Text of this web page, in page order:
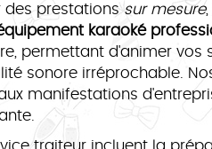
des prestationssur mesure
karaoké
permettant d'animer vos
sonore irréprochable.
manifestations
traiteur incluent la